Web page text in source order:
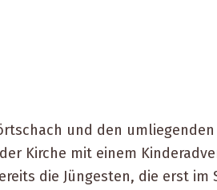
und den
Kirche mit einem
die Jüngesten, die erst im